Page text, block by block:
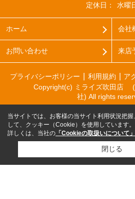
定休日：
水曜
ホーム 会社
お問い合わせ 来店
プライバシーポリシー 利用規約 ア
Copyright(c) ミライズ吹田店 (
社) All rights
当サイトでは、お客様の当サイト利用状況把
して、クッキー（Cookie）を使用しています。
詳しくは、当社の 「Cookieの取扱いについて」
閉じる